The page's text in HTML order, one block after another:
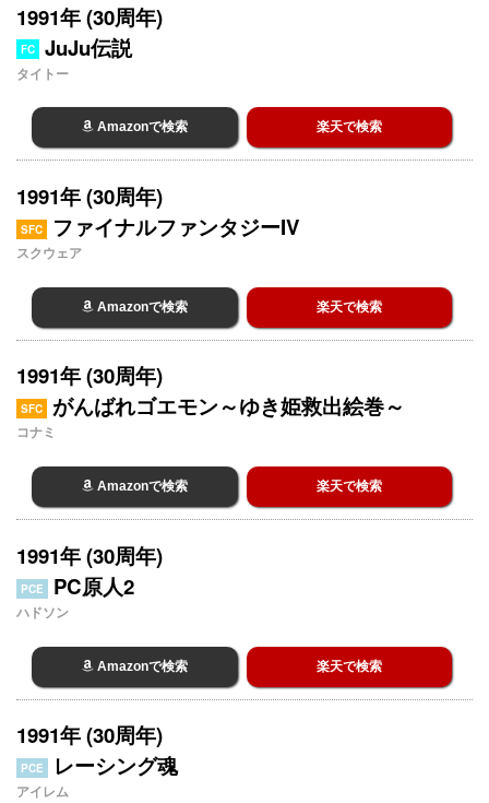
1991年 (30周年)
FC JuJu伝説
タイトー
Amazonで検索 楽天で検索
1991年 (30周年)
SFC ファイナルファンタジーIV
スクウェア
Amazonで検索 楽天で検索
1991年 (30周年)
SFC がんばれゴエモン～ゆき姫救出絵巻～
コナミ
Amazonで検索 楽天で検索
1991年 (30周年)
PCE PC原人2
ハドソン
Amazonで検索 楽天で検索
1991年 (30周年)
PCE レーシング魂
アイレム